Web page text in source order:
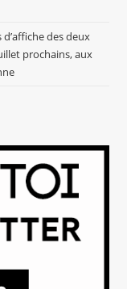
des deux
prochains, aux